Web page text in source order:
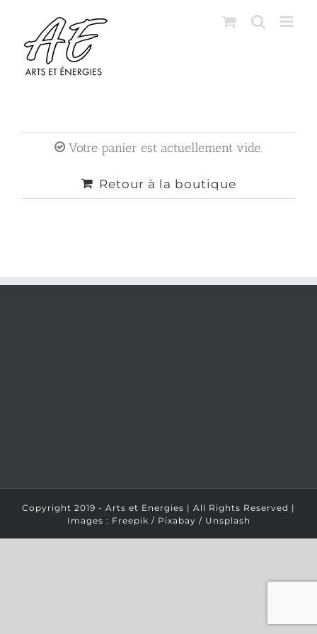
content
Votre panier est actuellement vide.
Retour à la boutique
Copyright 2019 - Arts et Energies | All Rights Reserved |
Images : Freepik / Pixabay / Unsplash